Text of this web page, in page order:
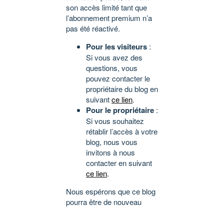
son accès limité tant que
l’abonnement premium n’a
pas été réactivé.
Pour les visiteurs :
Si vous avez des
questions, vous
pouvez contacter le
propriétaire du blog en
suivantce lien.
Pour le propriétaire :
Si vous souhaitez
rétablir l’accès à votre
blog, nous vous
invitons à nous
contacter en suivant
ce lien.
Nous espérons que ce blog
pourra être de nouveau